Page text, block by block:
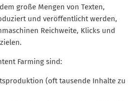
große Mengen von Texten,
und veröffentlicht werden,
Reichweite, Klicks und
Farming sind:
(oft tausende Inhalte zu